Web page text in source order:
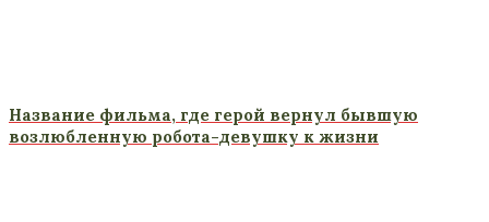
Название фильма, где герой вернул бывшую
возлюбленную робота-девушку к жизни